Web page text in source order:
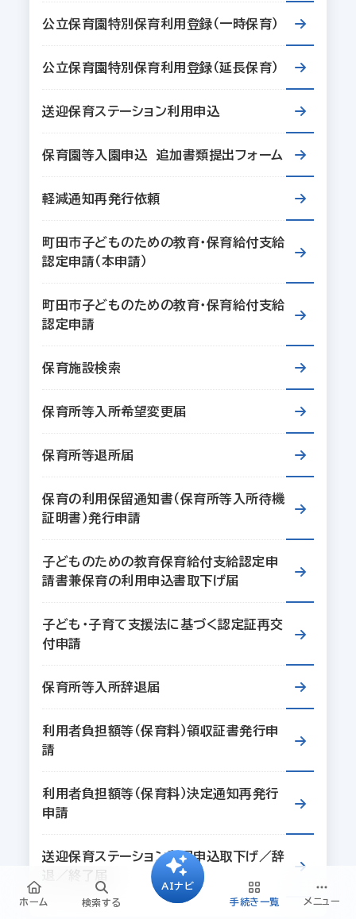
ホーム 検索する
AIナビ
手続き一覧
メニュー
公立保育園特別保育利用登録（一時保育）
公立保育園特別保育利用登録（延長保育）
送迎保育ステーション利用申込
保育園等入園申込 追加書類提出フォーム
軽減通知再発行依頼
町田市子どものための教育・保育給付支給
認定申請（本申請）
町田市子どものための教育・保育給付支給
認定申請
保育施設検索
保育所等入所希望変更届
保育所等退所届
保育の利用保留通知書（保育所等入所待機
証明書）発行申請
子どものための教育保育給付支給認定申
請書兼保育の利用申込書取下げ届
子ども・子育て支援法に基づく認定証再交
付申請
保育所等入所辞退届
利用者負担額等（保育料）領収証書発行申
請
利用者負担額等（保育料）決定通知再発行
申請
送迎保育ステーション利用申込取下げ／辞
退／終了届